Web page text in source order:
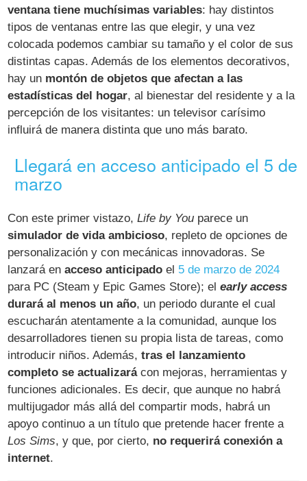
ventana tiene muchísimas variables: hay distintos
tipos de ventanas entre las que elegir, y una vez
colocada podemos cambiar su tamaño y el color de sus
distintas capas. Además de los elementos decorativos,
hay un montón de objetos que afectan a las
estadísticas del hogar, al bienestar del residente y a la
percepción de los visitantes: un televisor carísimo
influirá de manera distinta que uno más barato.
Llegará en acceso anticipado el 5 de
marzo
Con este primer vistazo,Life by You parece un
simulador de vida ambicioso, repleto de opciones de
personalización y con mecánicas innovadoras. Se
lanzará enacceso anticipado el 5 de marzo de 2024
para PC (Steam y Epic Games Store); elearly access
durará al menos un año, un periodo durante el cual
escucharán atentamente a la comunidad, aunque los
desarrolladores tienen su propia lista de tareas, como
introducir niños. Además,tras el lanzamiento
completo se actualizarácon mejoras, herramientas y
funciones adicionales. Es decir, que aunque no habrá
multijugador más allá del compartir mods, habrá un
apoyo continuo a un título que pretende hacer frente a
Los Sims, y que, por cierto, no requerirá conexión a
internet.